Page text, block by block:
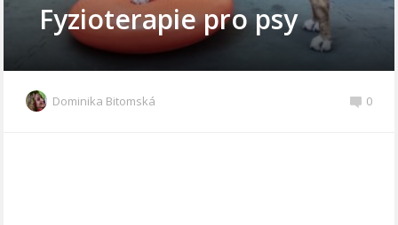
Fyzioterapie pro psy
Dominika Bitomská 0